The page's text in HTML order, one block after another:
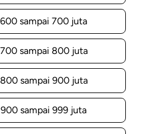
sampai 700 juta
sampai 800 juta
sampai 900 juta
900 sampai 999 juta